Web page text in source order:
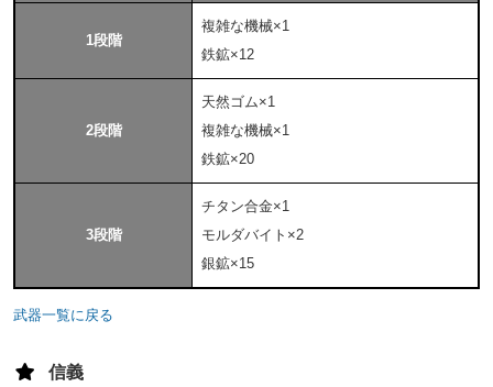
1段階
複雑な機械×1
鉄鉱×12
2段階
天然ゴム×1
複雑な機械×1
鉄鉱×20
3段階
チタン合金×1
モルダバイト×2
銀鉱×15
武器一覧に戻る
信義